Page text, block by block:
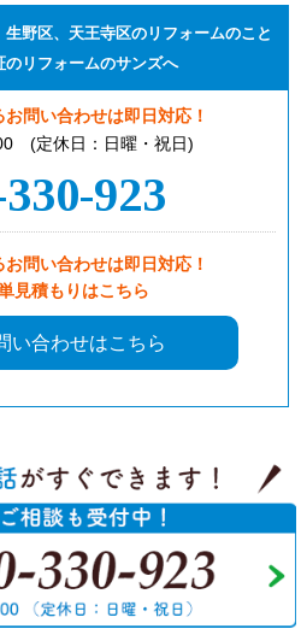
野区、天王寺区のリフォームのこと
リフォームのサンズへ
問い合わせは即日対応！
(定休日：日曜・祝日)
923
問い合わせは即日対応！
見積もりはこちら
い合わせはこちら